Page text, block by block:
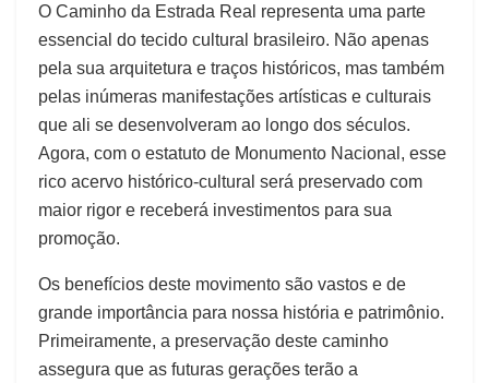
O Caminho da Estrada Real representa uma parte
essencial do tecido cultural brasileiro. Não apenas
pela sua arquitetura e traços históricos, mas também
pelas inúmeras manifestações artísticas e culturais
que ali se desenvolveram ao longo dos séculos.
Agora, com o estatuto de Monumento Nacional, esse
rico acervo histórico-cultural será preservado com
maior rigor e receberá investimentos para sua
promoção.
Os benefícios deste movimento são vastos e de
grande importância para nossa história e patrimônio.
Primeiramente, a preservação deste caminho
assegura que as futuras gerações terão a